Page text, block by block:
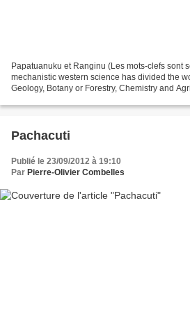
Papatuanuku et Ranginu (Les mots-clefs sont
mechanistic western science has divided the
Geology, Botany or Forestry, Chemistry and
Pachacuti
Publié le 23/09/2012 à 19:10
Par Pierre-Olivier Combelles